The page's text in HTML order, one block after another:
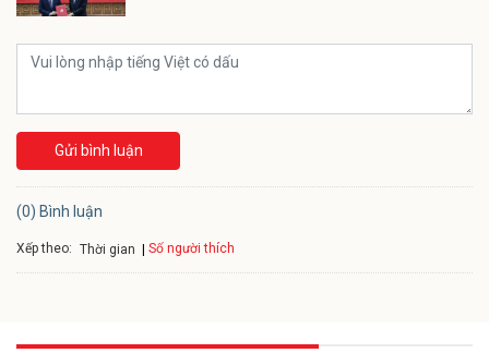
Gửi bình luận
(0) Bình luận
Xếp theo: Thời gian Số người thích